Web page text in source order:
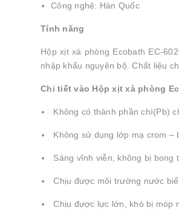
Công nghệ: Hàn Quốc
Tính năng
Hộp xịt xà phòng Ecobath EC-
nhập khẩu nguyên bộ. Chất liệu
Chi tiết vào Hộp xịt xà phòng
Không có thành phần chì(Pb)
Không sử dụng lớp mạ crom –
Sáng vĩnh viễn, không bị bong
Chịu được môi trường nước
Chịu được lực lớn, khó bị móp